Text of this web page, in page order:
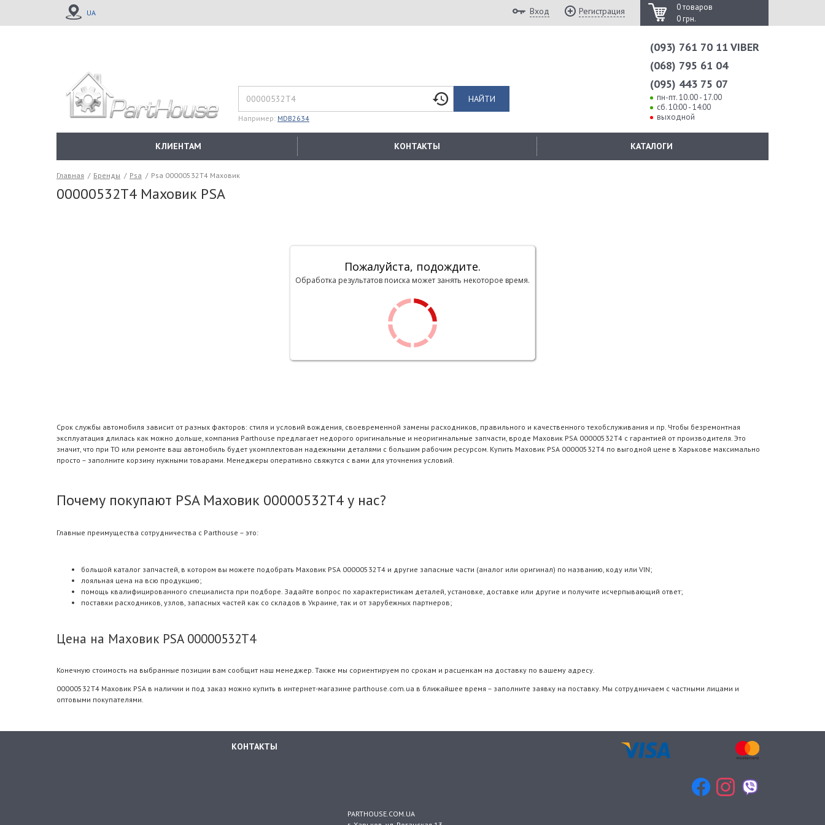
UA
0 товаров
0 грн.
Вход Регистрация
НАЙТИ
Например: MDB2634
(093) 761 70 11 VIBER
(068) 795 61 04
(095) 443 75 07
пн-пт. 10.00 - 17.00
сб. 10:00 - 14:00
выходной
КЛИЕНТАМ КОНТАКТЫ КАТАЛОГИ
Главная / Бренды / Psa / Psa 00000532T4 Маховик
00000532T4 Маховик PSA
Пожалуйста, подождите.
Обработка результатов поиска может занять некоторое время.
Срок службы автомобиля зависит от разных факторов: стиля и условий вождения, своевременной замены расходников, правильного и качественного техобслуживания и пр. Чтобы безремонтная
эксплуатация длилась как можно дольше, компания Parthouse предлагает недорого оригинальные и неоригинальные запчасти, вроде Маховик PSA 00000532T4 с гарантией от производителя. Это
значит, что при ТО или ремонте ваш автомобиль будет укомплектован надежными деталями с большим рабочим ресурсом. Купить Маховик PSA 00000532T4 по выгодной цене в Харькове максимально
просто – заполните корзину нужными товарами. Менеджеры оперативно свяжутся с вами для уточнения условий.
Почему покупают PSA Маховик 00000532T4 у нас?
Главные преимущества сотрудничества с Parthouse – это:
большой каталог запчастей, в котором вы можете подобрать Маховик PSA 00000532T4 и другие запасные части (аналог или оригинал) по названию, коду или VIN;
лояльная цена на всю продукцию;
помощь квалифицированного специалиста при подборе. Задайте вопрос по характеристикам деталей, установке, доставке или другие и получите исчерпывающий ответ;
поставки расходников, узлов, запасных частей как со складов в Украине, так и от зарубежных партнеров;
Цена на Маховик PSA 00000532T4
Конечную стоимость на выбранные позиции вам сообщит наш менеджер. Также мы сориентируем по срокам и расценкам на доставку по вашему адресу.
00000532T4 Маховик PSA в наличии и под заказ можно купить в интернет-магазине parthouse.com.ua в ближайшее время – заполните заявку на поставку. Мы сотрудничаем с частными лицами и
оптовыми покупателями.
КОНТАКТЫ
PARTHOUSE.COM.UA